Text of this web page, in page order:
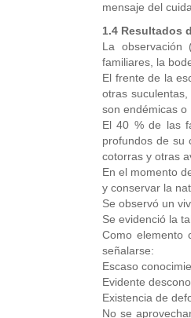
mensaje del
1.4 Resultados
La observación
familiares, la
El frente de la
otras
son endémicas o
El 40 % de las
profundos de su
cotorras y otras
En el momento
y conservar la
Se observó un
Se evidenció la
Como elemento
señalarse:
Escaso
Evidente
Existencia de
No se